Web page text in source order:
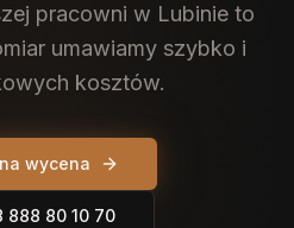
pracowni w Lubinie to
umawiamy szybko i
kosztów.
wycena
888 80 10 70